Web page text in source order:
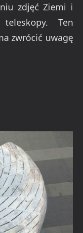
zdjęć Ziemi i
Ten
zwrócić uwagę